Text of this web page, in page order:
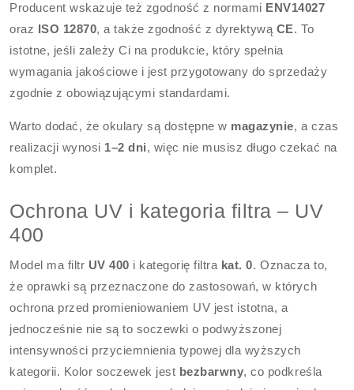
Producent wskazuje też zgodność z normami ENV14027
oraz ISO 12870, a także zgodność z dyrektywą CE. To
istotne, jeśli zależy Ci na produkcie, który spełnia
wymagania jakościowe i jest przygotowany do sprzedaży
zgodnie z obowiązującymi standardami.
Warto dodać, że okulary są dostępne w magazynie, a czas
realizacji wynosi 1–2 dni, więc nie musisz długo czekać na
komplet.
Ochrona UV i kategoria filtra – UV
400
Model ma filtr UV 400 i kategorię filtra kat. 0. Oznacza to,
że oprawki są przeznaczone do zastosowań, w których
ochrona przed promieniowaniem UV jest istotna, a
jednocześnie nie są to soczewki o podwyższonej
intensywności przyciemnienia typowej dla wyższych
kategorii. Kolor soczewek jest bezbarwny, co podkreśla